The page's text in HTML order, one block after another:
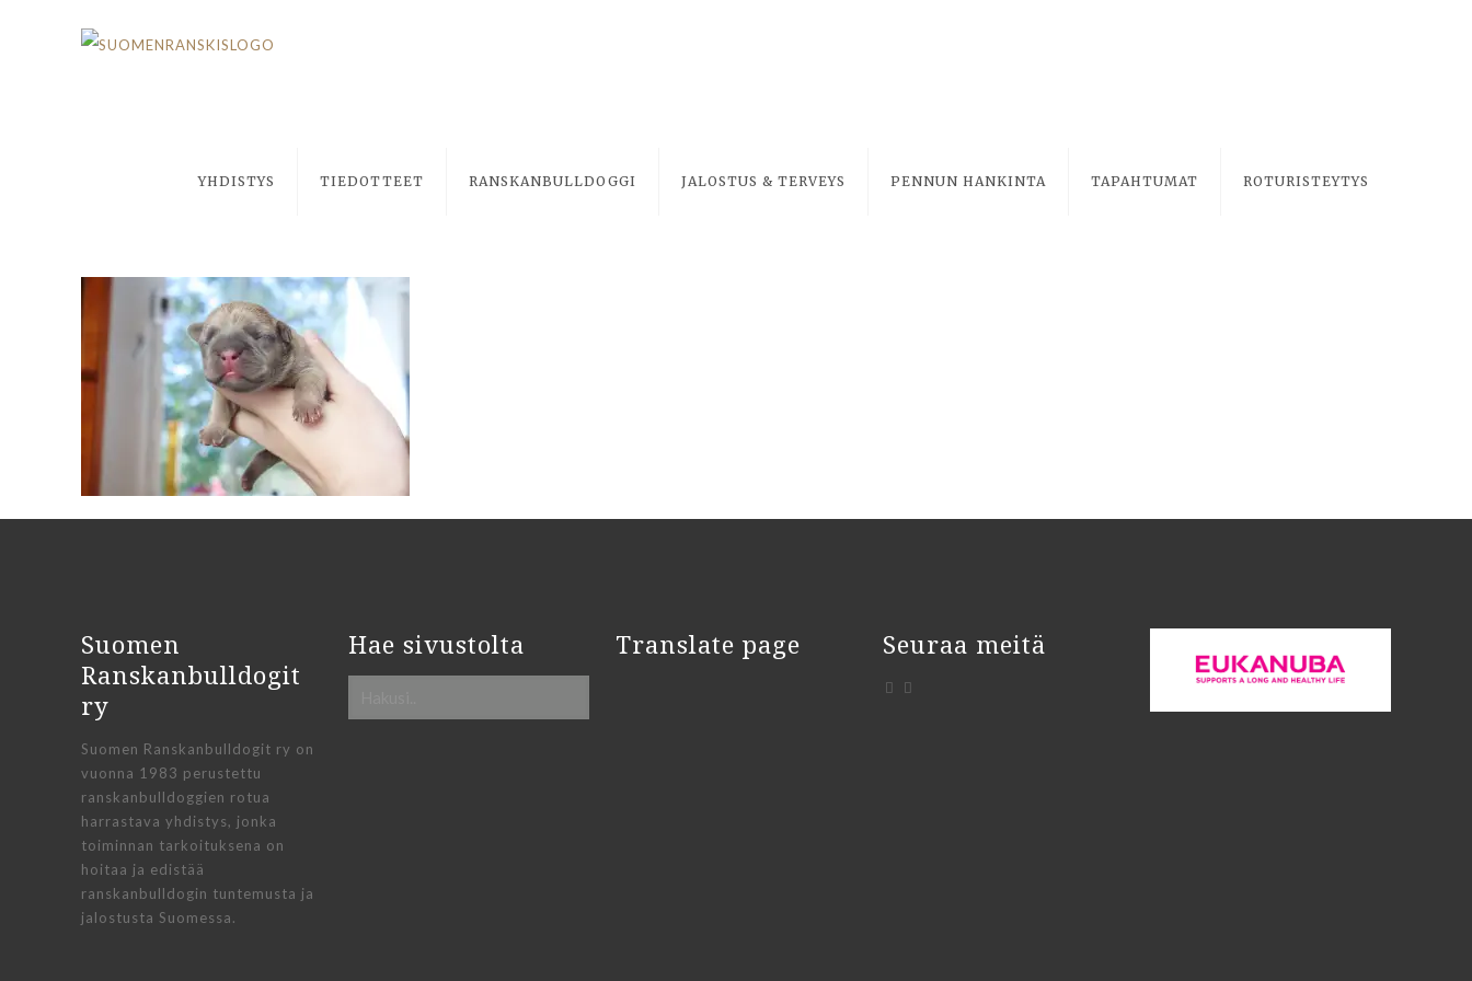
YHDISTYS TIEDOTTEET RANSKANBULLDOGGI JALOSTUS & TERVEYS PENNUN HANKINTA TAPAHTUMAT ROTURISTEYTYS
Suomen
Ranskanbulldogit
ry
Suomen Ranskanbulldogit ry on
vuonna 1983 perustettu
ranskanbulldoggien rotua
harrastava yhdistys, jonka
toiminnan tarkoituksena on
hoitaa ja edistää
ranskanbulldogin tuntemusta ja
jalostusta Suomessa.
Hae sivustolta Translate page Seuraa meitä